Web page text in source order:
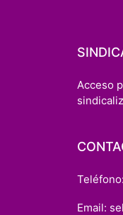
Acceso
Teléfono:
Email: